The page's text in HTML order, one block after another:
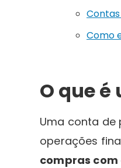
Como
O que
Uma conta de
operações
compras